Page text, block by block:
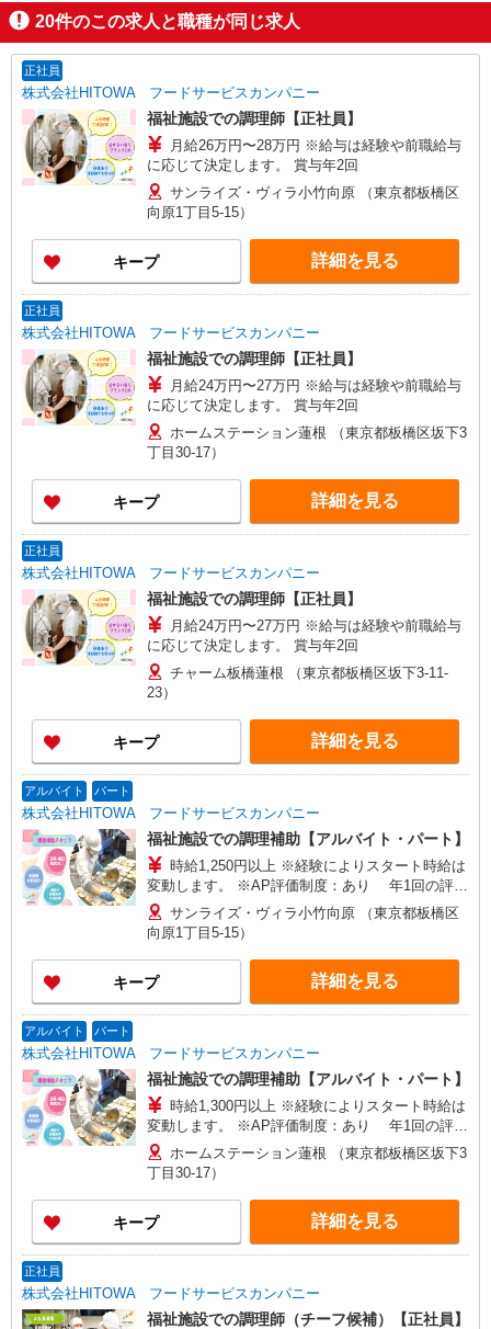
20件のこの求人と職種が同じ求人
正社員
株式会社HITOWA フードサービスカンパニー
福祉施設での調理師【正社員】
月給26万円〜28万円 ※給与は経験や前職給与
に応じて決定します。 賞与年2回
サンライズ・ヴィラ小竹向原 （東京都板橋区
向原1丁目5-15）
キープ 詳細を見る
正社員
株式会社HITOWA フードサービスカンパニー
福祉施設での調理師【正社員】
月給24万円〜27万円 ※給与は経験や前職給与
に応じて決定します。 賞与年2回
ホームステーション蓮根 （東京都板橋区坂下3
丁目30-17）
キープ 詳細を見る
正社員
株式会社HITOWA フードサービスカンパニー
福祉施設での調理師【正社員】
月給24万円〜27万円 ※給与は経験や前職給与
に応じて決定します。 賞与年2回
チャーム板橋蓮根 （東京都板橋区坂下3-11-
23）
キープ 詳細を見る
アルバイト パート
株式会社HITOWA フードサービスカンパニー
福祉施設での調理補助【アルバイト・パート】
時給1,250円以上 ※経験によりスタート時給は
変動します。 ※AP評価制度：あり 年1回の評価
により時給を見直します。 ※アルバイト賞与（寸
志）：あり 年2回。勤続年数により金額UP。
サンライズ・ヴィラ小竹向原 （東京都板橋区
向原1丁目5-15）
キープ 詳細を見る
アルバイト パート
株式会社HITOWA フードサービスカンパニー
福祉施設での調理補助【アルバイト・パート】
時給1,300円以上 ※経験によりスタート時給は
変動します。 ※AP評価制度：あり 年1回の評価
により時給を見直します。 ※アルバイト賞与（寸
志）：あり 年2回。勤続年数により金額UP。
ホームステーション蓮根 （東京都板橋区坂下3
丁目30-17）
キープ 詳細を見る
正社員
株式会社HITOWA フードサービスカンパニー
福祉施設での調理師（チーフ候補）【正社員】